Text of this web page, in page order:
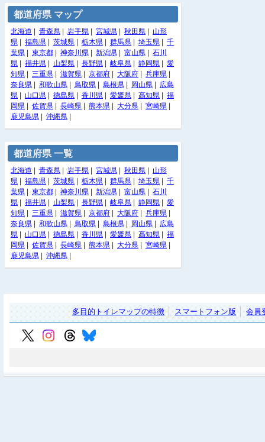
都道府県 マップ
北海道 青森県 岩手県 宮城県 秋田県
山形
県
福島県 茨城県 栃木県 群馬県 埼玉県
千
葉県
東京都 神奈川県 新潟県 富山県
石川
県
福井県 山梨県 長野県 岐阜県 静岡県
愛
知県
三重県 滋賀県 京都府 大阪府 兵庫県
奈良県
和歌山県 鳥取県 島根県 岡山県
広島
県
山口県 徳島県 香川県 愛媛県 高知県
福
岡県
佐賀県 長崎県 熊本県 大分県 宮崎県
鹿児島県
沖縄県
都道府県 一覧
北海道 | 青森県 | 岩手県 | 宮城県 | 秋田県 | 山形
県 | 福島県 | 茨城県 | 栃木県 | 群馬県 | 埼玉県 | 千
葉県 | 東京都 | 神奈川県 | 新潟県 | 富山県 | 石川
県 | 福井県 | 山梨県 | 長野県 | 岐阜県 | 静岡県 | 愛
知県 | 三重県 | 滋賀県 | 京都府 | 大阪府 | 兵庫県 |
奈良県 | 和歌山県 | 鳥取県 | 島根県 | 岡山県 | 広島
県 | 山口県 | 徳島県 | 香川県 | 愛媛県 | 高知県 | 福
岡県 | 佐賀県 | 長崎県 | 熊本県 | 大分県 | 宮崎県 |
鹿児島県 | 沖縄県 |
多目的トイレマップの特徴 スマートフォン版 会員